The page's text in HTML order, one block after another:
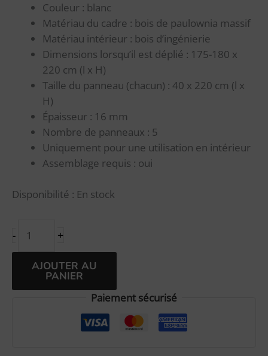
Couleur : blanc
Matériau du cadre : bois de paulownia massif
Matériau intérieur : bois d’ingénierie
Dimensions lorsqu’il est déplié : 175-180 x
220 cm (l x H)
Taille du panneau (chacun) : 40 x 220 cm (l x
H)
Épaisseur : 16 mm
Nombre de panneaux : 5
Uniquement pour une utilisation en intérieur
Assemblage requis : oui
Disponibilité : En stock
- +
AJOUTER AU
PANIER
Paiement sécurisé